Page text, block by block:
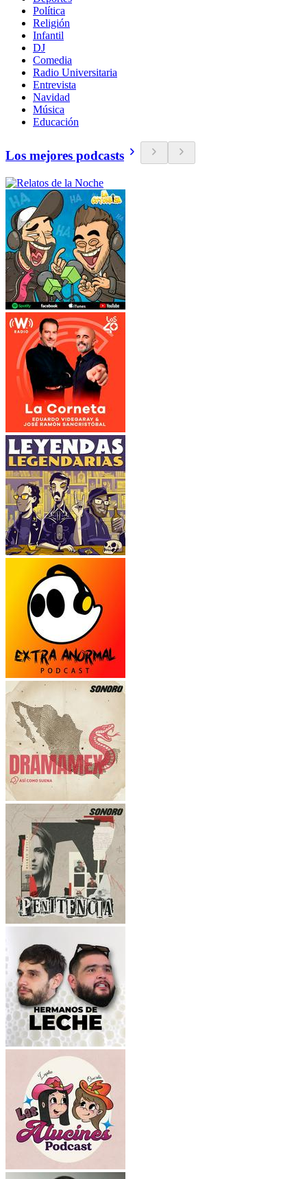
Política
Religión
Infantil
DJ
Comedia
Radio Universitaria
Entrevista
Navidad
Música
Educación
Los mejores podcasts